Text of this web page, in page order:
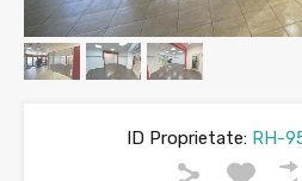
ID Proprietate: RH-